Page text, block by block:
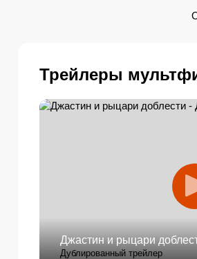
Трейлеры
Джастин и рыцари
Дублированный трейлер